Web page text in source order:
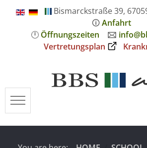
Bismarckstraße 39,
🛈Anfahrt
🕛 Öffnungszeiten 🖂
Vertretungsplan
Mobile Menu Toggle